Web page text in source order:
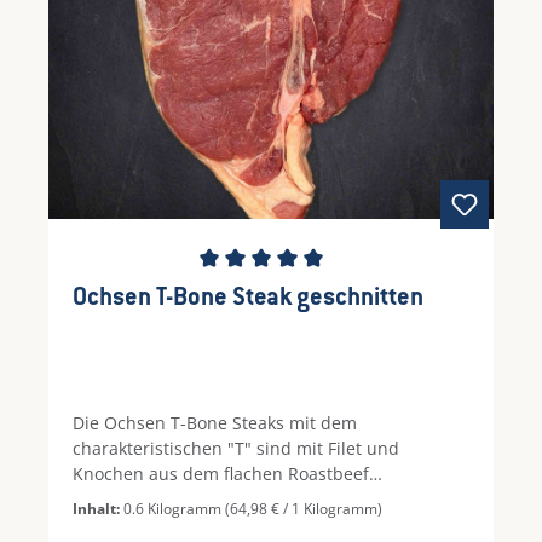
alltäglichen Genuss. Genießen Sie eines der
feinsten Beispiele italienischer Schinken-
Tradition!
Durchschnittliche Bewertung von 5 von 5
Ochsen T-Bone Steak geschnitten
Die Ochsen T-Bone Steaks mit dem
charakteristischen "T" sind mit Filet und
Knochen aus dem flachen Roastbeef
geschnitten. Das irische Rind verbringt den
Großteil des Jahres in der freien Natur und kann
Inhalt:0.6 Kilogramm(64,98 € / 1 Kilogramm)